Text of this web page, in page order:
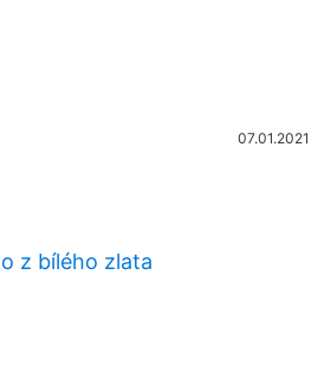
07.01.2021
z bílého zlata